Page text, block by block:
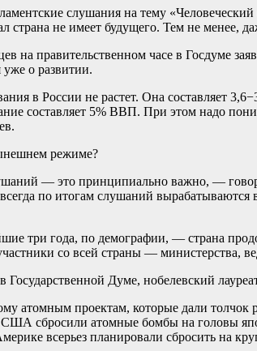
слушания на тему
страна не имеет будущего. Тем не менее,
на правительственном часе в Госдуме
уже о развитии.
в России не растет. Она составляет
составляет 5% ВВП. При этом надо
режиме?
— это принципиально важно, —
по итогам слушаний
три года, по демографии, — страна
со всей страны — министерства,
Государственной Думе, нобелевский
атомным проектам, которые дали
сбросили атомные бомбы на головы
всерьез планировали сбросить на